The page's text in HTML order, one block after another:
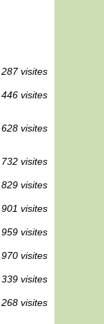
287 visites
446 visites
628 visites
732 visites
829 visites
901 visites
959 visites
970 visites
339 visites
268 visites